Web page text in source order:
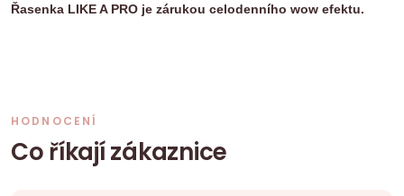
Řasenka LIKE A PRO je zárukou celodenního wow efektu.
HODNOCENÍ
Co říkají zákaznice